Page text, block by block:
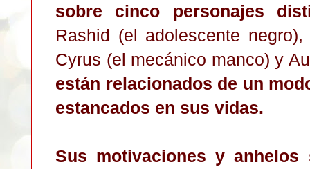
sobre cinco personajes
Rashid (el adolescente
Cyrus (el mecánico manco) y
están relacionados de un
estancados en sus vidas.
Sus motivaciones y anhelos